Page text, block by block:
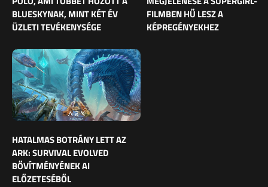
BLUESKYNAK, MINT KÉT ÉV
ÜZLETI TEVÉKENYSÉGE
FILMBEN HŰ LESZ A
KÉPREGÉNYEKHEZ
HATALMAS BOTRÁNY LETT AZ
ARK: SURVIVAL EVOLVED
BŐVÍTMÉNYÉNEK AI
ELŐZETESÉBŐL